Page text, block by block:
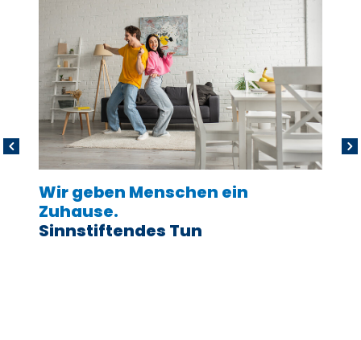
Wir geben Menschen ein
Zuhause.
Sinnstiftendes Tun